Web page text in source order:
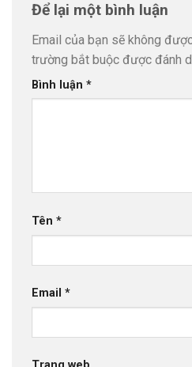
Để lại một bình luận
Email của bạn sẽ không
trường bắt buộc được đánh
Bình luận *
Tên *
Email *